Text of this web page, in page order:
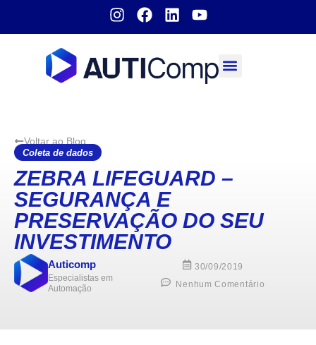
Voltar ao Blog
Coleta de dados
ZEBRA LIFEGUARD –
SEGURANÇA E
PRESERVAÇÃO DO SEU
INVESTIMENTO
Auticomp
Especialistas em
Automação
30/09/2019
Nenhum Comentário